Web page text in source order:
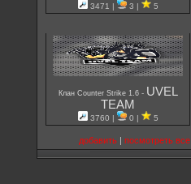
3471 | 3 | 5
Клан Counter Strike 1.6 - UVEL
TEAM
3760 | 0 | 5
добавить | посмотреть все